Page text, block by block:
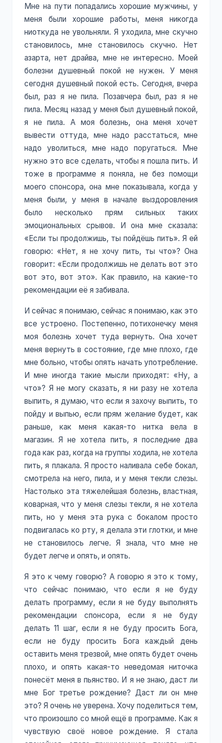
Мне на пути попадались хорошие мужчины, у
меня были хорошие работы, меня никогда
ниоткуда не увольняли. Я уходила, мне скучно
становилось, мне становилось скучно. Нет
азарта, нет драйва, мне не интересно. Моей
болезни душевный покой не нужен. У меня
сегодня душевный покой есть. Сегодня, вчера
был, раз я не пила. Позавчера был, раз я не
пила. Месяц назад у меня был душевный покой,
я не пила. А моя болезнь, она меня хочет
вывести оттуда, мне надо расстаться, мне
надо уволиться, мне надо поругаться. Мне
нужно это все сделать, чтобы я пошла пить. И
тоже в программе я поняла, не без помощи
моего спонсора, она мне показывала, когда у
меня были, у меня в начале выздоровления
было несколько прям сильных таких
эмоциональных срывов. И она мне сказала:
«Если ты продолжишь, ты пойдёшь пить». Я ей
говорю: «Нет, я не хочу пить, ты что»? Она
говорит: «Если продолжишь не делать вот это
вот это, вот это». Как правило, на какие-то
рекомендации её я забивала.
И сейчас я понимаю, сейчас я понимаю, как это
все устроено. Постепенно, потихонечку меня
моя болезнь хочет туда вернуть. Она хочет
меня вернуть в состояние, где мне плохо, где
мне больно, чтобы опять начать употребление.
И мне иногда такие мысли приходят: «Ну, а
что»? Я не могу сказать, я ни разу не хотела
выпить, я думаю, что если я захочу выпить, то
пойду и выпью, если прям желание будет, как
раньше, как меня какая-то нитка вела в
магазин. Я не хотела пить, я последние два
года как раз, когда на группы ходила, не хотела
пить, я плакала. Я просто наливала себе бокал,
смотрела на него, пила, и у меня текли слезы.
Настолько эта тяжелейшая болезнь, властная,
коварная, что у меня слезы текли, я не хотела
пить, но у меня эта рука с бокалом просто
подвигалась ко рту, я делала эти глотки, и мне
не становилось легче. Я знала, что мне не
будет легче и опять, и опять.
Я это к чему говорю? А говорю я это к тому,
что сейчас понимаю, что если я не буду
делать программу, если я не буду выполнять
рекомендации спонсора, если я не буду
делать 11 шаг, если я не буду просить Бога,
если не буду просить Бога каждый день
оставить меня трезвой, мне опять будет очень
плохо, и опять какая-то неведомая ниточка
понесёт меня в пьянство. И я не знаю, даст ли
мне Бог третье рождение? Даст ли он мне
это? Я очень не уверена. Хочу поделиться тем,
что произошло со мной ещё в программе. Как я
чувствую своё новое рождение. Я стала